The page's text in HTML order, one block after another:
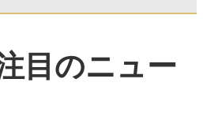
目のニュー